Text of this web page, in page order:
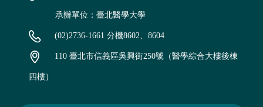
承辦單位：臺北醫學大學
(02)2736-1661 分機8602、8604
110 臺北市信義區吳興街250號（醫學綜合大樓後棟
四樓）